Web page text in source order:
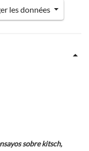
les données
sobre kitsch,